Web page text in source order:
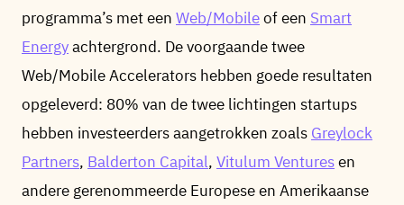
programma’s met een Web/Mobileof een Smart
Energyachtergrond. De voorgaande twee
Web/Mobile Accelerators hebben goede resultaten
opgeleverd: 80% van de twee lichtingen startups
hebben investeerders aangetrokken zoals Greylock
Partners, Balderton Capital, Vitulum Venturesen
andere gerenommeerde Europese en Amerikaanse